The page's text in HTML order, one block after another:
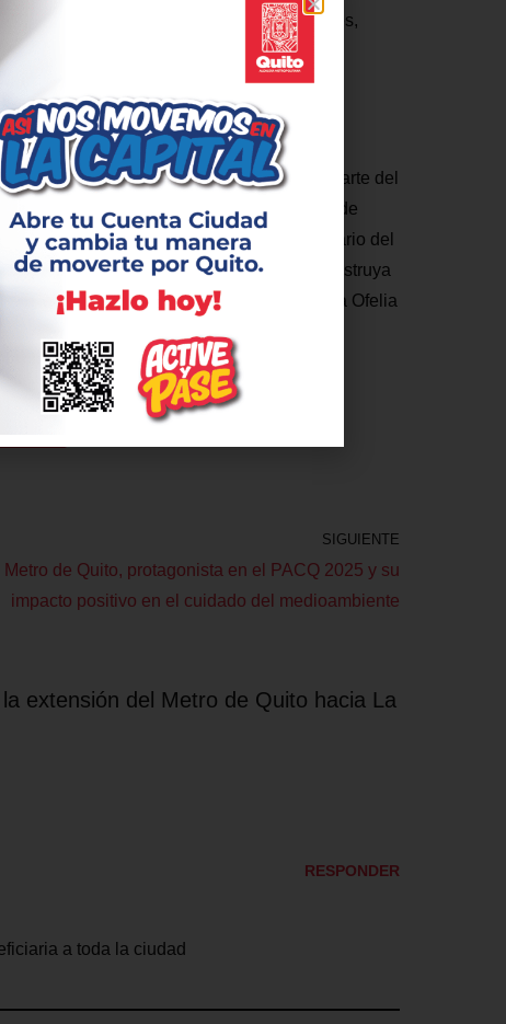
y el Banco Europeo de Inversiones,
gran hito para Quito.
y la calificación de las ofertas como parte del
definitivos de las cuatro estaciones de
hacia Calderón y el fortalecimiento ferroviario del
a la contratación de una empresa que construya
una la ciudad desde Quitumbe hasta La Ofelia
más quiteños.
SIGUIENTE
Metro de Quito, protagonista en el PACQ 2025 y su
impacto positivo en el cuidado del medioambiente
extensión del Metro de Quito hacia La
RESPONDER
a toda la ciudad